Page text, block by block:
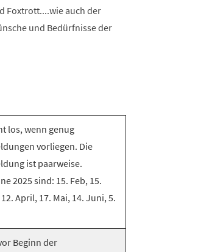
Foxtrott....wie auch der
und Bedürfnisse der
los, wenn genug
vorliegen. Die
ist paarweise.
2025 sind: 15. Feb, 15.
April, 17. Mai, 14. Juni, 5.
Beginn der